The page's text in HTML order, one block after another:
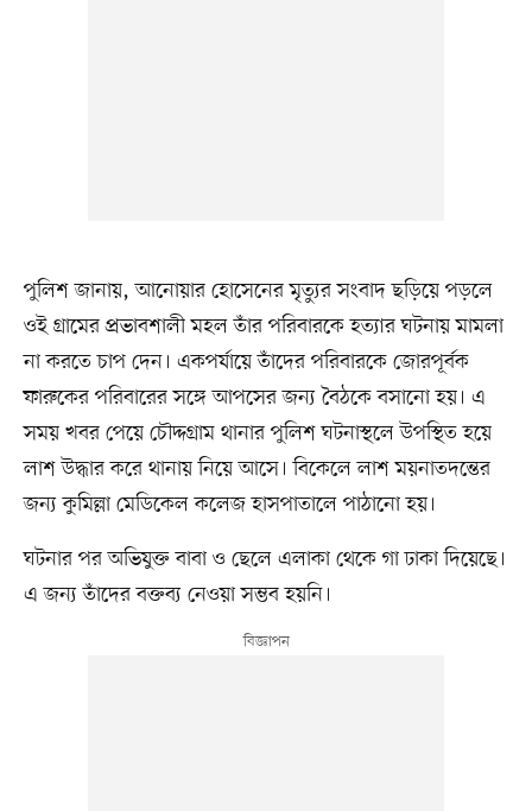
পুলিশ জানায়, আনোয়ার হোসেনের মৃত্যুর সংবাদ ছড়িয়ে পড়লে
ওই গ্রামের প্রভাবশালী মহল তাঁর পরিবারকে হত্যার ঘটনায় মামলা
না করতে চাপ দেন। একপর্যায়ে তাঁদের পরিবারকে জোরপূর্বক
ফারুকের পরিবারের সঙ্গে আপসের জন্য বৈঠকে বসানো হয়। এ
সময় খবর পেয়ে চৌদ্দগ্রাম থানার পুলিশ ঘটনাস্থলে উপস্থিত হয়ে
লাশ উদ্ধার করে থানায় নিয়ে আসে। বিকেলে লাশ ময়নাতদন্তের
জন্য কুমিল্লা মেডিকেল কলেজ হাসপাতালে পাঠানো হয়।
ঘটনার পর অভিযুক্ত বাবা ও ছেলে এলাকা থেকে গা ঢাকা দিয়েছে।
এ জন্য তাঁদের বক্তব্য নেওয়া সম্ভব হয়নি।